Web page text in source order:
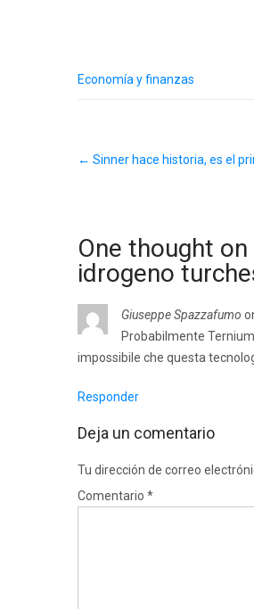
Economía y finanzas
navigation
← Sinner hace historia, es el
One thought on
idrogeno
Giuseppe Spazzafumo
Probabilmente
impossibile che questa
Responder
Deja un comentario
Tu dirección de correo
Comentario *